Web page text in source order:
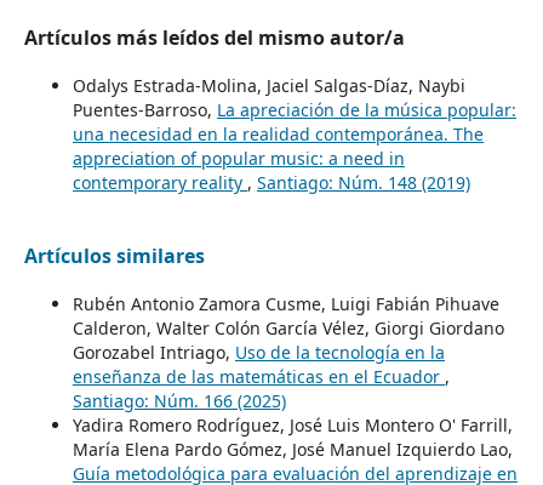
Artículos más leídos del mismo autor/a
Odalys Estrada-Molina, Jaciel Salgas-Díaz, Naybi
Puentes-Barroso, La apreciación de la música popular:
una necesidad en la realidad contemporánea. The
appreciation of popular music: a need in
contemporary reality , Santiago: Núm. 148 (2019)
Artículos similares
Rubén Antonio Zamora Cusme, Luigi Fabián Pihuave
Calderon, Walter Colón García Vélez, Giorgi Giordano
Gorozabel Intriago, Uso de la tecnología en la
enseñanza de las matemáticas en el Ecuador ,
Santiago: Núm. 166 (2025)
Yadira Romero Rodríguez, José Luis Montero O' Farrill,
María Elena Pardo Gómez, José Manuel Izquierdo Lao,
Guía metodológica para evaluación del aprendizaje en